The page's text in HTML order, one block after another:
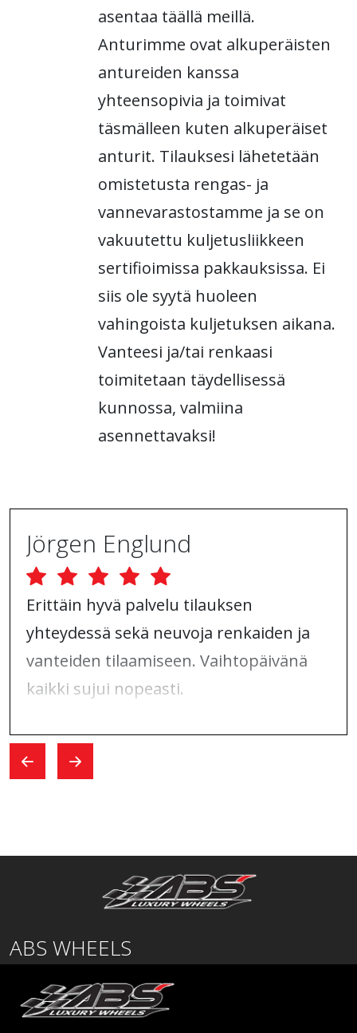
asentaa täällä meillä.
Anturimme ovat alkuperäisten
antureiden kanssa
yhteensopivia ja toimivat
täsmälleen kuten alkuperäiset
anturit. Tilauksesi lähetetään
omistetusta rengas- ja
vannevarastostamme ja se on
vakuutettu kuljetusliikkeen
sertifioimissa pakkauksissa. Ei
siis ole syytä huoleen
vahingoista kuljetuksen aikana.
Vanteesi ja/tai renkaasi
toimitetaan täydellisessä
kunnossa, valmiina
asennettavaksi!
Jörgen Englund
Erittäin hyvä palvelu tilauksen
yhteydessä sekä neuvoja renkaiden ja
vanteiden tilaamiseen. Vaihtopäivänä
kaikki sujui nopeasti.
ABS WHEELS
01530 Vantaa
SUOMI